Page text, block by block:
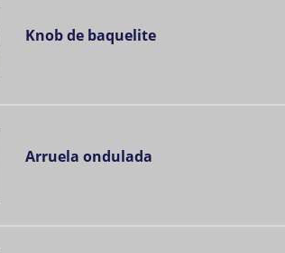
Knob de baquelite
Arruela ondulada